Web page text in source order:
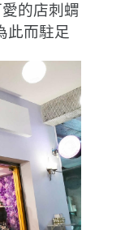
的店刺蝟
此而駐足